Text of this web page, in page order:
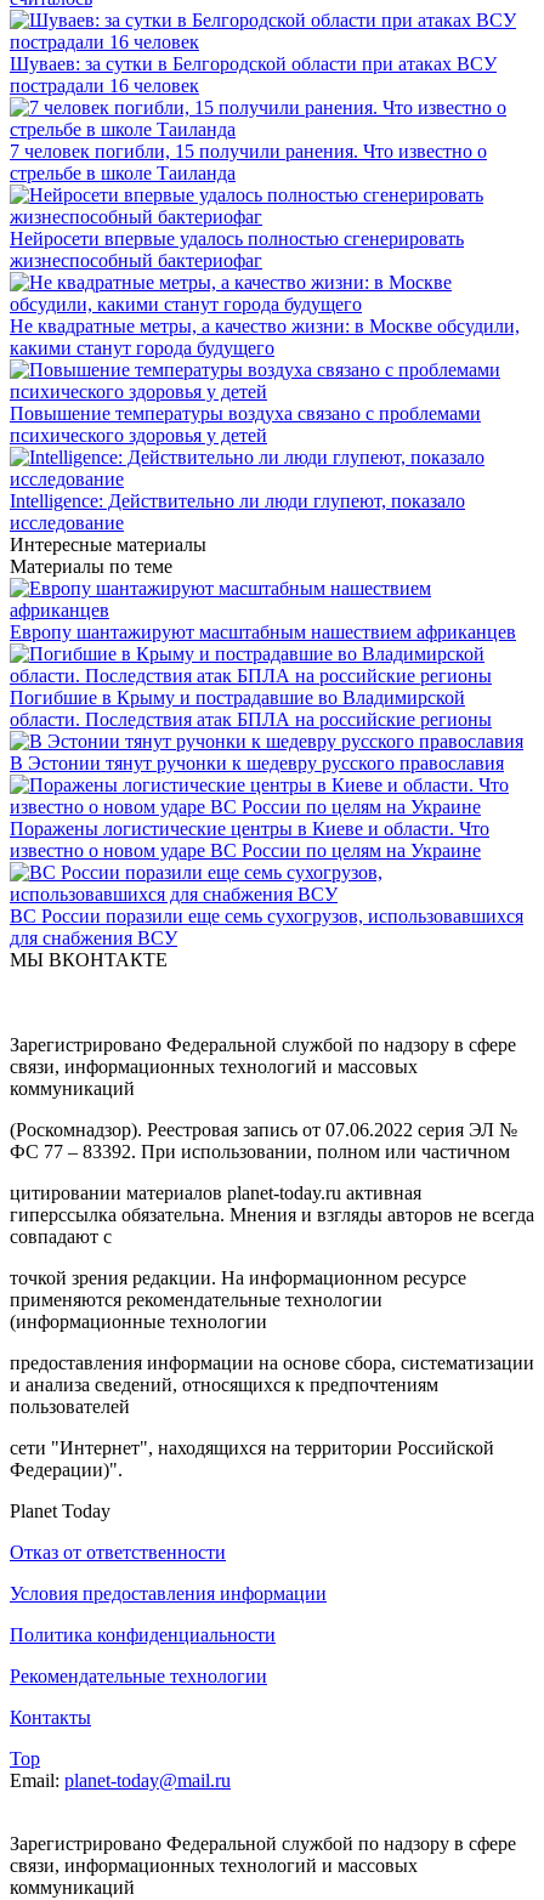
Шуваев: за сутки в Белгородской области при атаках ВСУ
пострадали 16 человек
7 человек погибли, 15 получили ранения. Что известно о
стрельбе в школе Таиланда
Нейросети впервые удалось полностью сгенерировать
жизнеспособный бактериофаг
Не квадратные метры, а качество жизни: в Москве обсудили,
какими станут города будущего
Повышение температуры воздуха связано с проблемами
психического здоровья у детей
Intelligence: Действительно ли люди глупеют, показало
исследование
Интересные материалы
Материалы по теме
Европу шантажируют масштабным нашествием африканцев
Погибшие в Крыму и пострадавшие во Владимирской
области. Последствия атак БПЛА на российские регионы
В Эстонии тянут ручонки к шедевру русского православия
Поражены логистические центры в Киеве и области. Что
известно о новом ударе ВС России по целям на Украине
ВС России поразили еще семь сухогрузов, использовавшихся
для снабжения ВСУ
МЫ ВКОНТАКТЕ
Зарегистрировано Федеральной службой по надзору в сфере
связи, информационных технологий и массовых
коммуникаций
(Роскомнадзор). Реестровая запись от 07.06.2022 серия ЭЛ №
ФС 77 – 83392. При использовании, полном или частичном
цитировании материалов planet-today.ru активная
гиперссылка обязательна. Мнения и взгляды авторов не всегда
совпадают с
точкой зрения редакции. На информационном ресурсе
применяются рекомендательные технологии
(информационные технологии
предоставления информации на основе сбора, систематизации
и анализа сведений, относящихся к предпочтениям
пользователей
сети "Интернет", находящихся на территории Российской
Федерации)".
Planet Today
Отказ от ответственности
Условия предоставления информации
Политика конфиденциальности
Рекомендательные технологии
Контакты
Top
Email: planet-today@mail.ru
Зарегистрировано Федеральной службой по надзору в сфере
связи, информационных технологий и массовых
коммуникаций